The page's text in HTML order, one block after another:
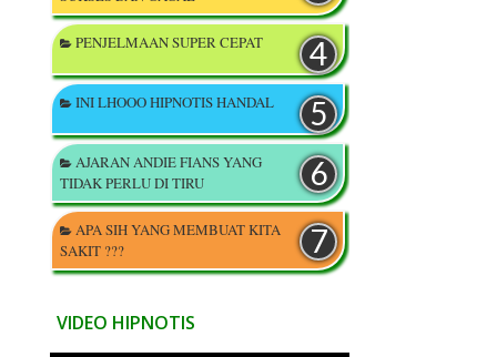
PENJELMAAN SUPER CEPAT
INI LHOOO HIPNOTIS HANDAL
AJARAN ANDIE FIANS YANG
TIDAK PERLU DI TIRU
APA SIH YANG MEMBUAT KITA
SAKIT ???
VIDEO HIPNOTIS